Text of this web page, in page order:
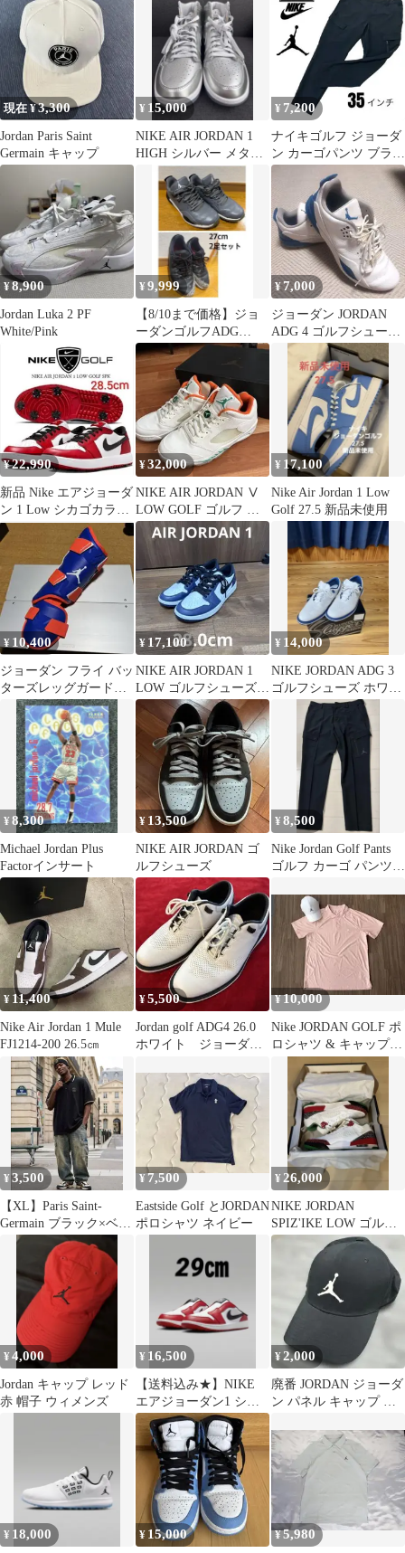
現在 ¥3,300
Jordan Paris Saint
Germain キャップ
¥ 15,000
NIKE AIR JORDAN 1
HIGH シルバー メタリ
ック
¥ 7,200
ナイキゴルフ ジョーダ
ン カーゴパンツ ブラッ
ク 黒 35インチ L〜XL
¥8,900
Jordan Luka 2 PF
White/Pink
¥9,999
【8/10まで価格】ジョ
ーダンゴルフADG
27cm 2足セット
¥7,000
ジョーダン JORDAN
ADG 4 ゴルフシューズ
26cm ホワイト/ブルー
¥22,990
新品 Nike エアジョーダ
ン 1 Low シカゴカラー
28.5cm ゴルフ
¥32,000
NIKE AIR JORDAN Ⅴ
LOW GOLF ゴルフ エ
アジョーダン5
¥ 17,100
Nike Air Jordan 1 Low
Golf 27.5 新品未使用
¥ 10,400
ジョーダン フライ バッ
ターズレッグガード
右打者用
¥ 17,100
NIKE AIR JORDAN 1
LOW ゴルフシューズ
28.0cm
¥ 14,000
NIKE JORDAN ADG 3
ゴルフシューズ ホワイ
¥8,300
Michael Jordan Plus
Factorインサート
¥ 13,500
NIKE AIR JORDAN ゴ
ルフシューズ
¥8,500
Nike Jordan Golf Pants
ゴルフ カーゴ パンツ
¥ 11,400
Nike Air Jordan 1 Mule
FJ1214-200 26.5㎝
¥5,500
Jordan golf ADG4 26.0
ホワイト ジョーダン
¥10,000
Nike JORDAN GOLF ポ
ロシャツ & キャップ
セット ピンク XL
¥3,500
【XL】Paris Saint-
Germain ブラック×ベー
ジュ ジョーダン
¥7,500
Eastside Golf とJORDAN
ポロシャツ ネイビー
¥ 26,000
NIKE JORDAN
SPIZ'IKE LOW ゴルフ
シューズ
¥4,000
Jordan キャップ レッド
赤 帽子 ウィメンズ
¥ 16,500
【送料込み★】NIKE
エアジョーダン1 シカ
ゴカラーミュール 29
㎝ ゴルフ
¥2,000
廃番 JORDAN ジョーダ
ン パネル キャップ 帽
キ
¥ 18,000 ¥ 15,000 ¥5,980